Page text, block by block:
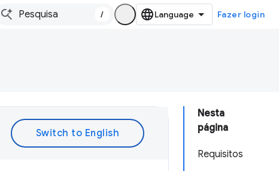
/ Fazer login
Nesta
página
Requisitos